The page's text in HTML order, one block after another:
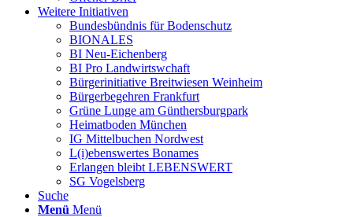
Weitere Initiativen
Bundesbündnis für Bodenschutz
BIONALES
BI Neu-Eichenberg
BI Pro Landwirtswchaft
Bürgerinitiative Breitwiesen Weinheim
Bürgerbegehren Frankfurt
Grüne Lunge am Günthersburgpark
Heimatboden München
IG Mittelbuchen Nordwest
L(i)ebenswertes Bonames
Erlangen bleibt LEBENSWERT
SG Vogelsberg
Suche
Menü Menü